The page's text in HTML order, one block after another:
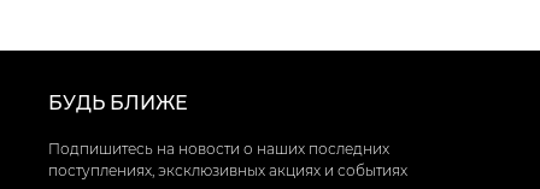
БУДЬ БЛИЖЕ
Подпишитесь на новости о наших последних
поступлениях, эксклюзивных акциях и событиях